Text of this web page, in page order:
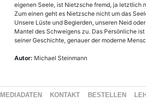
eigenen Seele, ist Nietzsche fremd, ja letztlich
Zum einen geht es Nietzsche nicht um das
Unsere Lüste und Begierden, unseren Neid
Mantel des Schweigens zu. Das Persönliche
seiner Geschichte, genauer der moderne
Autor: Michael Steinmann
MEDIADATEN KONTAKT BESTELLEN